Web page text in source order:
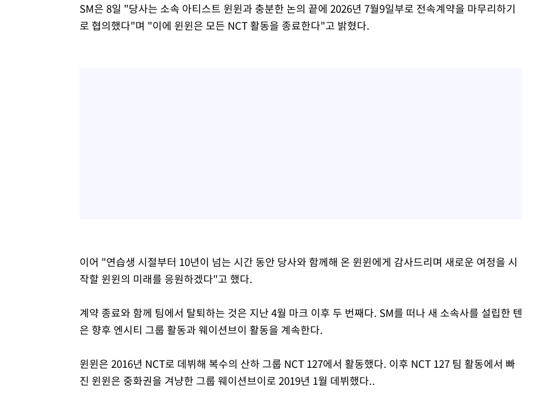
[속보]'압수수색·성접대 논란' 축구협회 "실망과 걱정 안겨드려 죄송"
'최고 37도' 폭염 지속…강원동해안 최대 150㎜ 비
SM은 8일 "당사는 소속 아티스트 윈윈과 충분한 논의 끝에 2026년 7월9일부로 전속계약을 마무리하기
로 협의했다"며 "이에 윈윈은 모든 NCT 활동을 종료한다"고 밝혔다.
이어 "연습생 시절부터 10년이 넘는 시간 동안 당사와 함께해 온 윈윈에게 감사드리며 새로운 여정을 시
작할 윈윈의 미래를 응원하겠다"고 했다.
계약 종료와 함께 팀에서 탈퇴하는 것은 지난 4월 마크 이후 두 번째다. SM를 떠나 새 소속사를 설립한 텐
은 향후 엔시티 그룹 활동과 웨이션브이 활동을 계속한다.
윈윈은 2016년 NCT로 데뷔해 복수의 산하 그룹 NCT 127에서 활동했다. 이후 NCT 127 팀 활동에서 빠
진 윈윈은 중화권을 겨냥한 그룹 웨이션브이로 2019년 1월 데뷔했다..
5
외신 주목한 '축구협회